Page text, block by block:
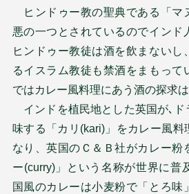
ヒンドゥー教の聖典である「マ
悪の一つとされているのでインド
ヒンドゥー教徒は酒を飲まないし
るイスラム教徒も禁酒をまもって
ではカレー風料理にあう酒の探求
インドを植民地とした英国が､ド
味する「カリ(kari)」をカレー風料
なり、英国のＣ＆Ｂ社がカレー粉
ー(curry)」という名称が世界に普
国風のカレーは小麦粉で「とろ味